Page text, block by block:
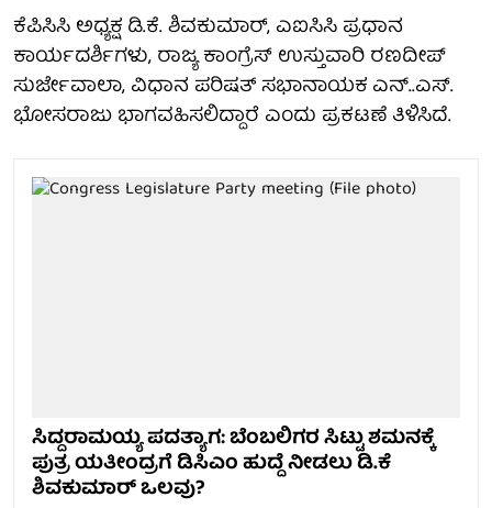
ಕೆಪಿಸಿಸಿ ಅಧ್ಯಕ್ಷ ಡಿ.ಕೆ. ಶಿವಕುಮಾರ್, ಎಐಸಿಸಿ ಪ್ರಧಾನ
ಕಾರ್ಯದರ್ಶಿಗಳು, ರಾಜ್ಯ ಕಾಂಗ್ರೆಸ್ ಉಸ್ತುವಾರಿ ರಣದೀಪ್
ಸುರ್ಜೇವಾಲಾ, ವಿಧಾನ ಪರಿಷತ್ ಸಭಾನಾಯಕ ಎನ್..ಎಸ್.
ಭೋಸರಾಜು ಭಾಗವಹಿಸಲಿದ್ದಾರೆ ಎಂದು ಪ್ರಕಟಣೆ ತಿಳಿಸಿದೆ.
ಸಿದ್ದರಾಮಯ್ಯ ಪದತ್ಯಾಗ: ಬೆಂಬಲಿಗರ ಸಿಟ್ಟು ಶಮನಕ್ಕೆ
ಪುತ್ರ ಯತೀಂದ್ರಗೆ ಡಿಸಿಎಂ ಹುದ್ದೆ ನೀಡಲು ಡಿ.ಕೆ
ಶಿವಕುಮಾರ್ ಒಲವು?